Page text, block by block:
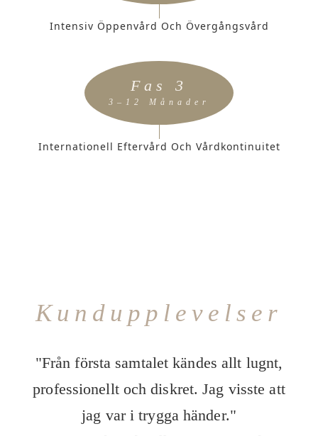
Intensiv Öppenvård Och Övergångsvård
Fas 3
3–12 Månader
Internationell Eftervård Och Vårdkontinuitet
Kundupplevelser
"Från första samtalet kändes allt lugnt,
professionellt och diskret. Jag visste att
jag var i trygga händer."